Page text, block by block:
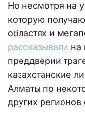
Но несмотря на
которую
областях и
рассказывали на
преддверии
казахстанские
Алматы по
других регионов